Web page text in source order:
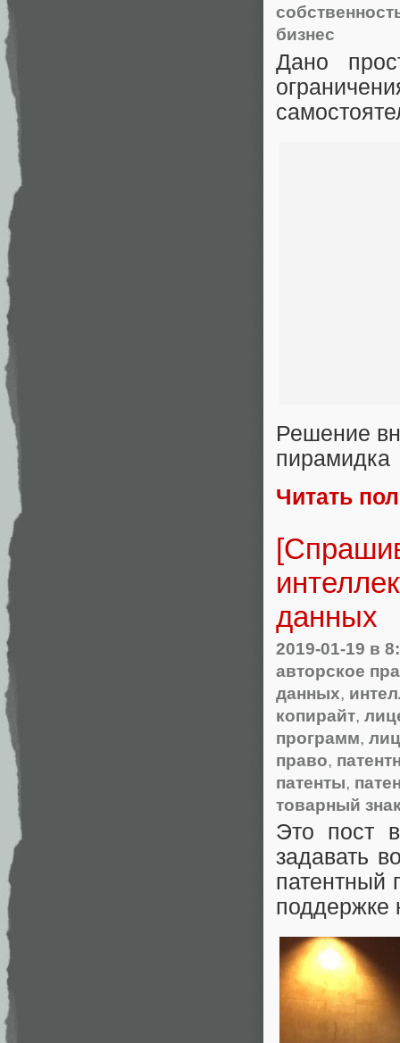
бизнес
Дано
Решение
пирамидка
Читать
данных
2019-01-19 в
авторское
данных,
копирайт,
программ,
право,
патенты,
товарный
Это пост
задавать
поддержке